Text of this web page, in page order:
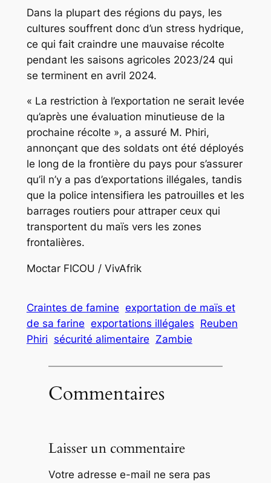
Dans la plupart des régions du pays, les
cultures souffrent donc d’un stress hydrique,
ce qui fait craindre une mauvaise récolte
pendant les saisons agricoles 2023/24 qui
se terminent en avril 2024.
« La restriction à l’exportation ne serait levée
qu’après une évaluation minutieuse de la
prochaine récolte », a assuré M. Phiri,
annonçant que des soldats ont été déployés
le long de la frontière du pays pour s’assurer
qu’il n’y a pas d’exportations illégales, tandis
que la police intensifiera les patrouilles et les
barrages routiers pour attraper ceux qui
transportent du maïs vers les zones
frontalières.
Moctar FICOU / VivAfrik
Craintes de famine exportation de maïs et
de sa farine exportations illégales Reuben
Phiri sécurité alimentaire Zambie
Commentaires
Laisser un commentaire
Votre adresse e-mail ne sera pas